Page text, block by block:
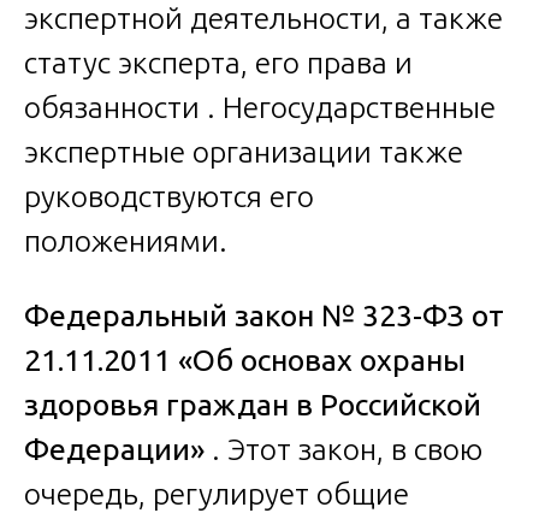
экспертной деятельности, а также
статус эксперта, его права и
обязанности . Негосударственные
экспертные организации также
руководствуются его
положениями.
Федеральный закон № 323-ФЗ от
21.11.2011 «Об основах охраны
здоровья граждан в Российской
Федерации» . Этот закон, в свою
очередь, регулирует общие